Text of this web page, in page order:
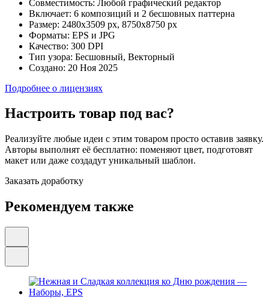
Совместимость: Любой графический редактор
Включает: 6 композиций и 2 бесшовных паттерна
Размер: 2480х3509 рх, 8750х8750 рх
Форматы: EPS и JPG
Качество: 300 DPI
Тип узора: Бесшовный, Векторный
Создано: 20 Ноя 2025
Подробнее о лицензиях
Настроить товар под вас?
Реализуйте любые идеи с этим товаром просто оставив заявку.
Авторы выполнят её бесплатно: поменяют цвет, подготовят
макет или даже создадут уникальный шаблон.
Заказать доработку
Рекомендуем также